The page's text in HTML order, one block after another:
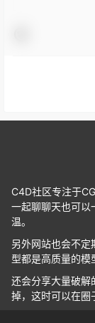
C4D社区专注于
一起聊聊天也可以
温。
另外网站也会不定
型都是高质量的模
还会分享大量破解
掉，这时可以在圈